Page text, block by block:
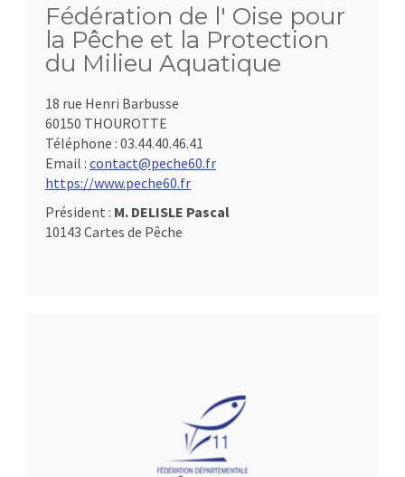
Fédération de l' Oise pour
la Pêche et la Protection
du Milieu Aquatique
18 rue Henri Barbusse
60150 THOUROTTE
Téléphone : 03.44.40.46.41
Email : contact@peche60.fr
https://www.peche60.fr
Président : M. DELISLE Pascal
10143 Cartes de Pêche